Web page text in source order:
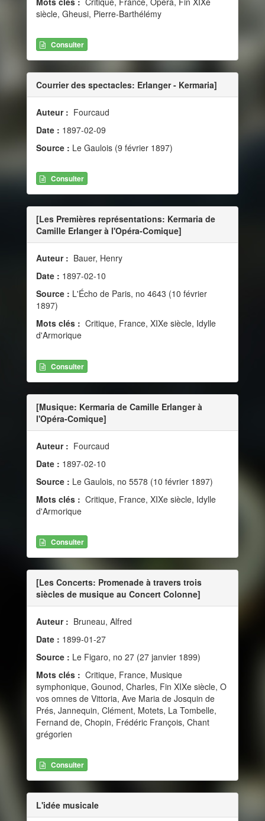
siècle, Gheusi, Pierre-Barthélémy
Consulter
Courrier des spectacles: Erlanger - Kermaria]
Auteur : Fourcaud
Date : 1897-02-09
Source : Le Gaulois (9 février 1897)
Consulter
[Les Premières représentations: Kermaria de
Camille Erlanger à l'Opéra-Comique]
Auteur : Bauer, Henry
Date : 1897-02-10
Source : L'Écho de Paris, no 4643 (10 février
1897)
Mots clés : Critique, France, XIXe siècle, Idylle
d'Armorique
Consulter
[Musique: Kermaria de Camille Erlanger à
l'Opéra-Comique]
Auteur : Fourcaud
Date : 1897-02-10
Source : Le Gaulois, no 5578 (10 février 1897)
Mots clés : Critique, France, XIXe siècle, Idylle
d'Armorique
Consulter
[Les Concerts: Promenade à travers trois
siècles de musique au Concert Colonne]
Auteur : Bruneau, Alfred
Date : 1899-01-27
Source : Le Figaro, no 27 (27 janvier 1899)
Mots clés : Critique, France, Musique
symphonique, Gounod, Charles, Fin XIXe siècle, O
vos omnes de Vittoria, Ave Maria de Josquin de
Prés, Jannequin, Clément, Motets, La Tombelle,
Fernand de, Chopin, Frédéric François, Chant
grégorien
Consulter
L'idée musicale